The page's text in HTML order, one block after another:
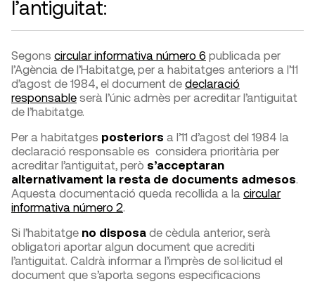
l’antiguitat:
Segons circular informativa número 6 publicada per
l’Agència de l’Habitatge, per a habitatges anteriors a l’11
d’agost de 1984, el document de declaració
responsable serà l’únic admès per acreditar l’antiguitat
de l’habitatge.
Per a habitatges posteriors a l’11 d’agost del 1984 la
declaració responsable es considera prioritària per
acreditar l’antiguitat, però s’acceptaran
alternativament la resta de documents admesos.
Aquesta documentació queda recollida a la circular
informativa número 2.
Si l’habitatge no disposa de cèdula anterior, serà
obligatori aportar algun document que acrediti
l’antiguitat. Caldrà informar a l’imprès de sol·licitud el
document que s’aporta segons especificacions